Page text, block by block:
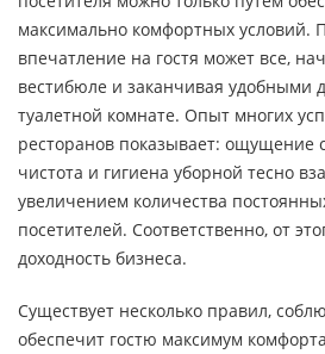
максимально комфортных условий.
впечатление на гостя может все,
вестибюле и заканчивая удобными
туалетной комнате. Опыт многих
ресторанов показывает: ощущение
чистота и гигиена уборной тесно
увеличением количества
посетителей. Соответственно, от
доходность бизнеса.
Существует несколько правил,
обеспечит гостю максимум